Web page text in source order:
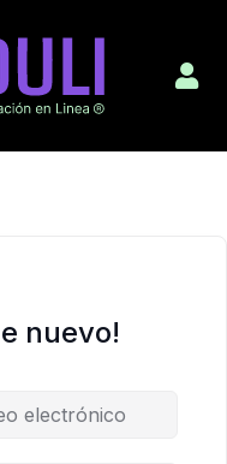
nuevo!